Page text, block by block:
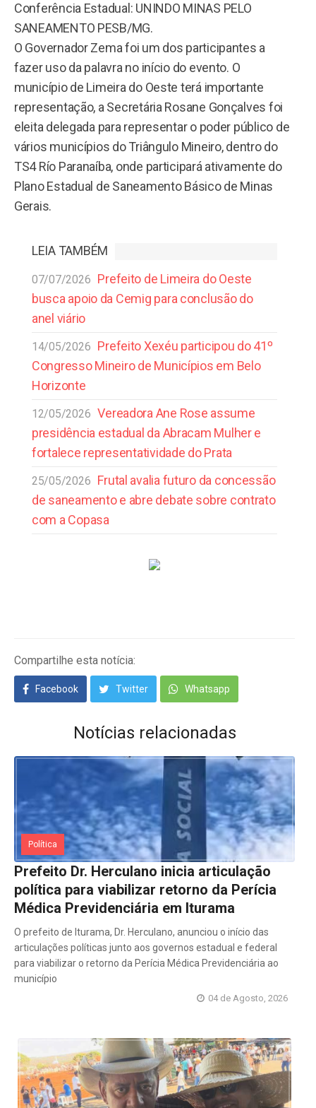
Conferência Estadual: UNINDO MINAS PELO
SANEAMENTO PESB/MG.
O Governador Zema foi um dos participantes a
fazer uso da palavra no início do evento. O
município de Limeira do Oeste terá importante
representação, a Secretária Rosane Gonçalves foi
eleita delegada para representar o poder público de
vários municípios do Triângulo Mineiro, dentro do
TS4 Río Paranaíba, onde participará ativamente do
Plano Estadual de Saneamento Básico de Minas
Gerais.
LEIA TAMBÉM
07/07/2026 Prefeito de Limeira do Oeste
busca apoio da Cemig para conclusão do
anel viário
14/05/2026 Prefeito Xexéu participou do 41º
Congresso Mineiro de Municípios em Belo
Horizonte
12/05/2026 Vereadora Ane Rose assume
presidência estadual da Abracam Mulher e
fortalece representatividade do Prata
25/05/2026 Frutal avalia futuro da concessão
de saneamento e abre debate sobre contrato
com a Copasa
Compartilhe esta notícia:
Facebook Twitter Whatsapp
Notícias relacionadas
Política
Prefeito Dr. Herculano inicia articulação
política para viabilizar retorno da Perícia
Médica Previdenciária em Iturama
O prefeito de Iturama, Dr. Herculano, anunciou o início das
articulações políticas junto aos governos estadual e federal
para viabilizar o retorno da Perícia Médica Previdenciária ao
município
04 de Agosto, 2026